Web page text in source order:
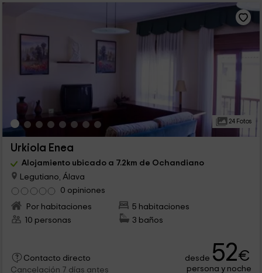
24 Fotos
Urkiola Enea
Alojamiento ubicado a 7.2km de Ochandiano
Legutiano, Álava
0 opiniones
Por habitaciones
5 habitaciones
10 personas
3 baños
Contacto directo
Cancelación 7 días antes
desde 52€
persona y noche